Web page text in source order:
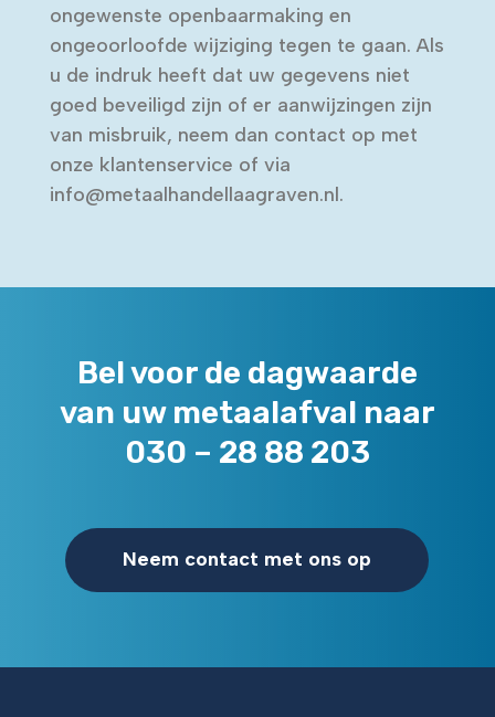
ongewenste openbaarmaking en
ongeoorloofde wijziging tegen te gaan. Als
u de indruk heeft dat uw gegevens niet
goed beveiligd zijn of er aanwijzingen zijn
van misbruik, neem dan contact op met
onze klantenservice of via
info@metaalhandellaagraven.nl.
Bel voor de dagwaarde
van uw metaalafval naar
030 – 28 88 203
Neem contact met ons op